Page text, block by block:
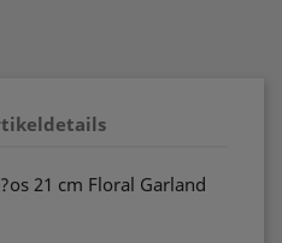
21 cm Floral Garland